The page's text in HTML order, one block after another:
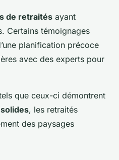
de retraités ayant
Certains témoignages
planification précoce
avec des experts pour
que ceux-ci démontrent
, les retraités
des paysages